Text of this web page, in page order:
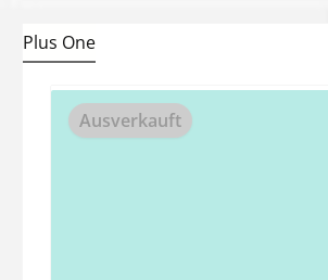
Plus One
Produktgalerie überspringen
Ausverkauft